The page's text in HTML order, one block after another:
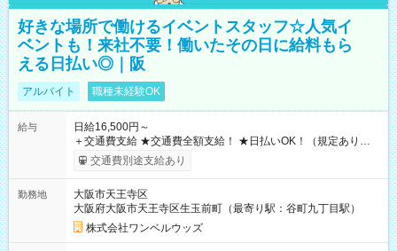
好きな場所で働けるイベントスタッフ☆人気イ
ベントも！来社不要！働いたその日に給料もら
える日払い◎｜阪
アルバイト 職種未経験OK
給与
日給16,500円～
＋交通費支給 ★交通費全額支給！ ★日払いOK！（規定あり） ┗
働いたその日に現金GET♪ お仕事後はコンビニATMから 日払
交通費別途支給あり
勤務地
大阪市天王寺区
大阪府大阪市天王寺区生玉前町（最寄り駅：谷町九丁目駅）
株式会社ワンベルウッズ